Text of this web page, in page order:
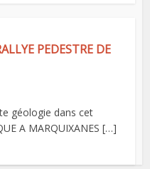
PEDESTRE DE
géologie dans cet
A MARQUIXANES […]